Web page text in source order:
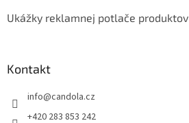
Ukážky reklamnej potlače produktov
Kontakt
info@candola.cz
+420 283 853 242